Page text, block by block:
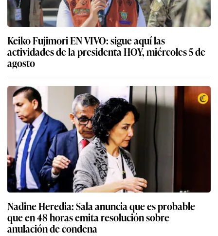
Keiko Fujimori EN VIVO: sigue aquí las
actividades de la presidenta HOY, miércoles 5 de
agosto
Nadine Heredia: Sala anuncia que es probable
que en 48 horas emita resolución sobre
anulación de condena